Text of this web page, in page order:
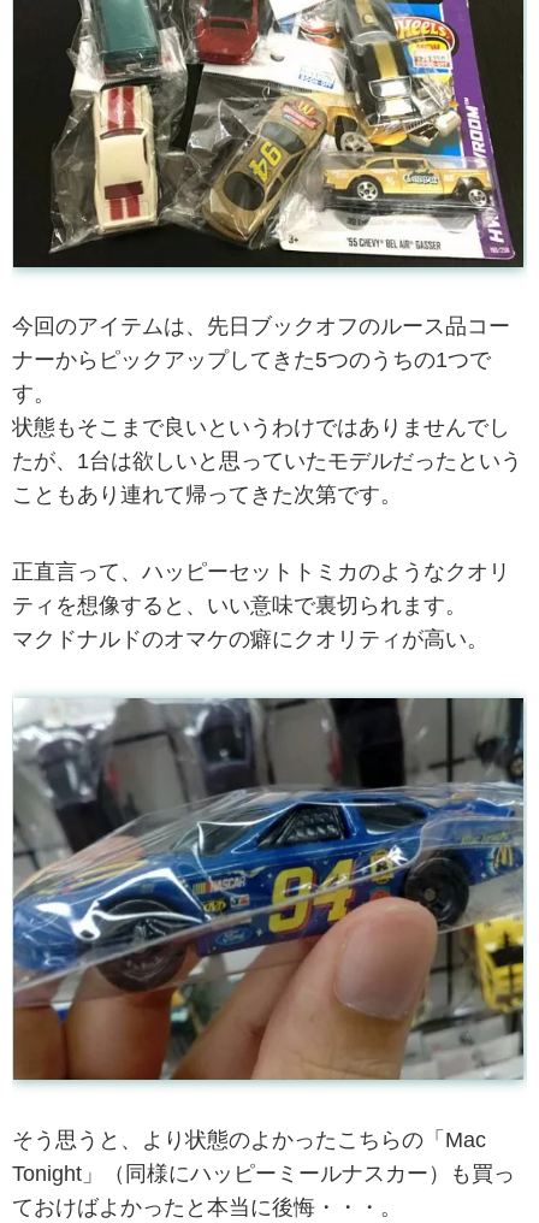
今回のアイテムは、先日ブックオフのルース品コー
ナーからピックアップしてきた5つのうちの1つで
す。
状態もそこまで良いというわけではありませんでし
たが、1台は欲しいと思っていたモデルだったという
こともあり連れて帰ってきた次第です。
正直言って、ハッピーセットトミカのようなクオリ
ティを想像すると、いい意味で裏切られます。
マクドナルドのオマケの癖にクオリティが高い。
そう思うと、より状態のよかったこちらの「Mac
Tonight」（同様にハッピーミールナスカー）も買っ
ておけばよかったと本当に後悔・・・。